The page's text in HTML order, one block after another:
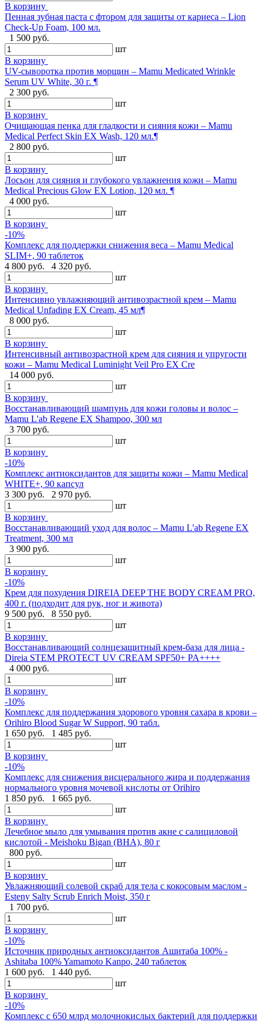
В корзину
Пенная зубная паста с фтором для защиты от кариеса – Lion
Check-Up Foam, 100 мл.
1 500 руб.
шт
В корзину
UV-сыворотка против морщин – Mamu Medicated Wrinkle
Serum UV White, 30 г. ¶
2 300 руб.
шт
В корзину
Очищающая пенка для гладкости и сияния кожи – Mamu
Medical Perfect Skin EX Wash, 120 мл.¶
2 800 руб.
шт
В корзину
Лосьон для сияния и глубокого увлажнения кожи – Mamu
Medical Precious Glow EX Lotion, 120 мл. ¶
4 000 руб.
шт
В корзину
-10%
Комплекс для поддержки снижения веса – Mamu Medical
SLIM+, 90 таблеток
4 800 руб.
4 320 руб.
шт
В корзину
Интенсивно увлажняющий антивозрастной крем – Mamu
Medical Unfading EX Cream, 45 мл¶
8 000 руб.
шт
В корзину
Интенсивный антивозрастной крем для сияния и упругости
кожи – Mamu Medical Luminight Veil Pro EX Cre
14 000 руб.
шт
В корзину
Восстанавливающий шампунь для кожи головы и волос –
Mamu L'ab Regene EX Shampoo, 300 мл
3 700 руб.
шт
В корзину
-10%
Комплекс антиоксидантов для защиты кожи – Mamu Medical
WHITE+, 90 капсул
3 300 руб.
2 970 руб.
шт
В корзину
Восстанавливающий уход для волос – Mamu L'ab Regene EX
Treatment, 300 мл
3 900 руб.
шт
В корзину
-10%
Крем для похудения DIREIA DEEP THE BODY CREAM PRO,
400 г. (подходит для рук, ног и живота)
9 500 руб.
8 550 руб.
шт
В корзину
Восстанавливающий солнцезащитный крем-база для лица -
Direia STEM PROTECT UV CREAM SPF50+ PA++++
4 000 руб.
шт
В корзину
-10%
Комплекс для поддержания здорового уровня сахара в крови –
Orihiro Blood Sugar W Support, 90 табл.
1 650 руб.
1 485 руб.
шт
В корзину
-10%
Комплекс для снижения висцерального жира и поддержания
нормального уровня мочевой кислоты от Orihiro
1 850 руб.
1 665 руб.
шт
В корзину
Лечебное мыло для умывания против акне с салициловой
кислотой - Meishoku Bigan (BHA), 80 г
800 руб.
шт
В корзину
Увлажняющий солевой скраб для тела с кокосовым маслом -
Esteny Salty Scrub Enrich Moist, 350 г
1 700 руб.
шт
В корзину
-10%
Источник природных антиоксидантов Ашитаба 100% -
Ashitaba 100% Yamamoto Kanpo, 240 таблеток
1 600 руб.
1 440 руб.
шт
В корзину
-10%
Комплекс с 650 млрд молочнокислых бактерий для поддержки